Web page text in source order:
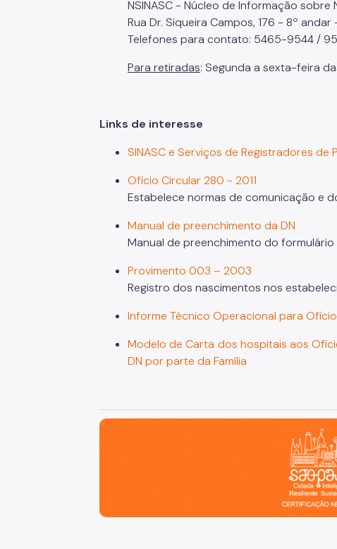
NSINASC - Núcleo de Informação sobre
Rua Dr. Siqueira Campos, 176 - 8º
Telefones para contato: 5465-9544 /
Para retiradas: Segunda a sexta-feira
Links de interesse
SINASC e Serviços de Registradores de
Ofício Circular 280 - 2011
Estabelece normas de comunicação e
Manual de preenchimento da DN
Manual de preenchimento do formulário
Provimento 003 – 2003
Registro dos nascimentos nos
Informe Técnico Operacional para
Modelo de Carta dos hospitais aos
DN por parte da Família
São Paulo, cidade inteligente, resiliente e